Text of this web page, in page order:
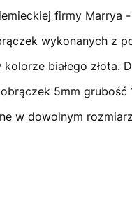
firmy Marrya
wykonanych z
kolorze białego złota.
5mm grubość
w dowolnym